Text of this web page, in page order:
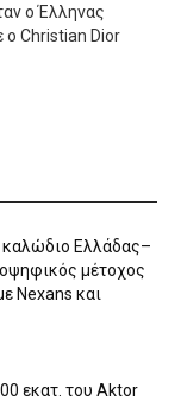
ο Έλληνας
ο Christian Dior
καλώδιο Ελλάδας–
μέτοχος
Nexans και
εκατ. του Aktor